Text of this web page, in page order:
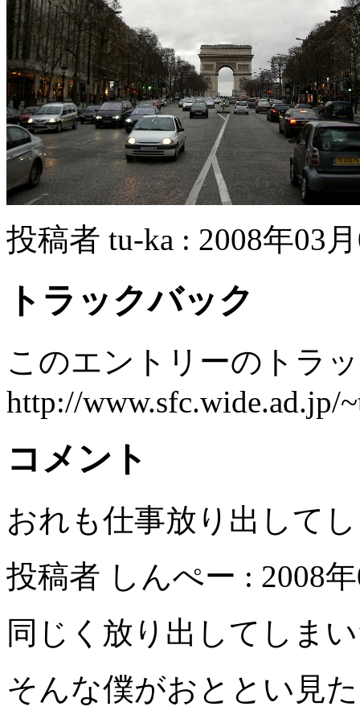
投稿者 tu-ka : 2008年03
トラックバック
このエントリーのトラ
http://www.sfc.wide.ad.jp/
コメント
おれも仕事放り出して
投稿者 しんぺー : 2008
同じく放り出してしま
そんな僕がおととい見